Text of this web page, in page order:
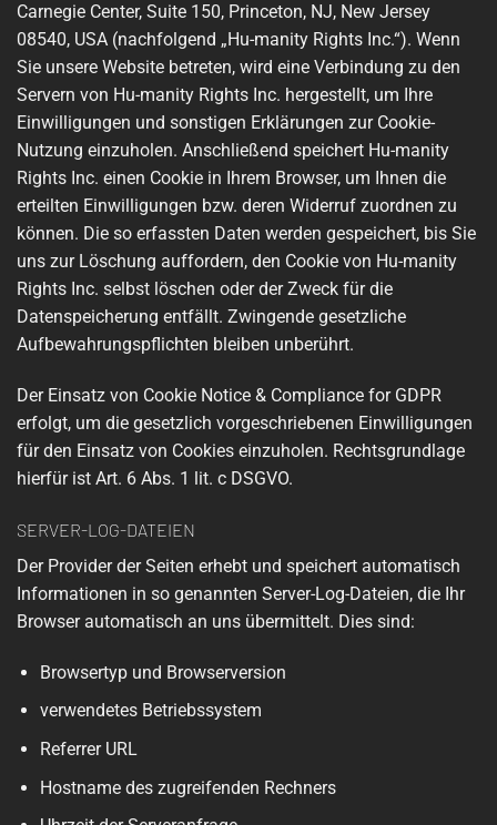
Carnegie Center, Suite 150, Princeton, NJ, New Jersey
08540, USA (nachfolgend „Hu-manity Rights Inc.“). Wenn
Sie unsere Website betreten, wird eine Verbindung zu den
Servern von Hu-manity Rights Inc. hergestellt, um Ihre
Einwilligungen und sonstigen Erklärungen zur Cookie-
Nutzung einzuholen. Anschließend speichert Hu-manity
Rights Inc. einen Cookie in Ihrem Browser, um Ihnen die
erteilten Einwilligungen bzw. deren Widerruf zuordnen zu
können. Die so erfassten Daten werden gespeichert, bis Sie
uns zur Löschung auffordern, den Cookie von Hu-manity
Rights Inc. selbst löschen oder der Zweck für die
Datenspeicherung entfällt. Zwingende gesetzliche
Aufbewahrungspflichten bleiben unberührt.
Der Einsatz von Cookie Notice & Compliance for GDPR
erfolgt, um die gesetzlich vorgeschriebenen Einwilligungen
für den Einsatz von Cookies einzuholen. Rechtsgrundlage
hierfür ist Art. 6 Abs. 1 lit. c DSGVO.
SERVER-LOG-DATEIEN
Der Provider der Seiten erhebt und speichert automatisch
Informationen in so genannten Server-Log-Dateien, die Ihr
Browser automatisch an uns übermittelt. Dies sind:
Browsertyp und Browserversion
verwendetes Betriebssystem
Referrer URL
Hostname des zugreifenden Rechners